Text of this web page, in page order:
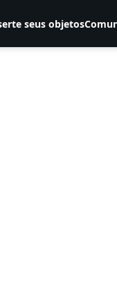
seus objetos